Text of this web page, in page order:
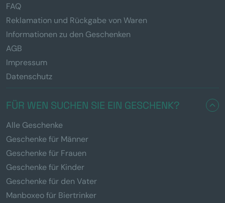
FAQ
Reklamation und Rückgabe von Waren
Informationen zu den Geschenken
AGB
Impressum
Datenschutz
FÜR WEN SUCHEN SIE EIN GESCHENK?
Alle Geschenke
Geschenke für Männer
Geschenke für Frauen
Geschenke für Kinder
Geschenke für den Vater
Manboxeo für Biertrinker